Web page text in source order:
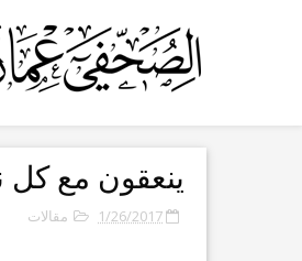
ينعقون مع كل
1/26/2017 مقالات